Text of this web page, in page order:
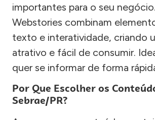
importantes para o seu
Webstories combinam
texto e interatividade, criando
atrativo e fácil de consumir.
quer se informar de forma
Por Que Escolher os
Sebrae/PR?